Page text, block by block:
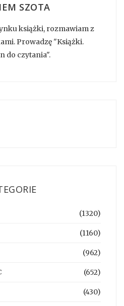
SZOTA
książki, rozmawiam z
Prowadzę "Książki.
do czytania".
(1320)
(1160)
(962)
(652)
(430)